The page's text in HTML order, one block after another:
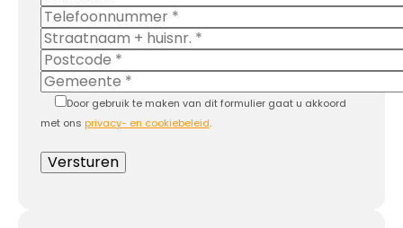
Door gebruik te maken van dit formulier gaat u akkoord
met ons privacy- en cookiebeleid.